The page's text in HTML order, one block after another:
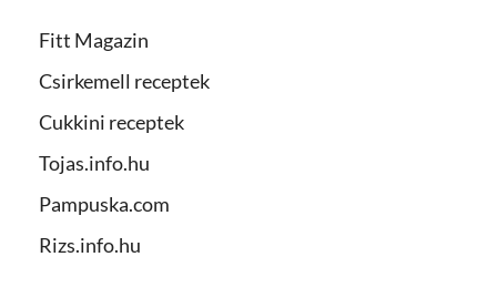
Fitt Magazin
Csirkemell receptek
Cukkini receptek
Tojas.info.hu
Pampuska.com
Rizs.info.hu